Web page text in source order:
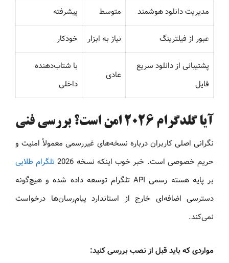
مدیریت دانلود هوشمند متوسط پیشرفته
عبور از فیلترینگ نیاز به ابزار خودکار
پشتیبانی از دانلود سریع
فایل
عادی
با شتاب‌دهنده
داخلی
آیا گلدگرام 2026 امن است؟ بررسی فنی
نگرانی اصلی کاربران درباره نسخه‌های غیررسمی معمولاً امنیت و
حریم خصوصی است. خبر خوب اینکه نسخه 2026
تلگرام طلایی
بر پایه هسته رسمی API تلگرام توسعه داده شده و هیچ‌گونه
دسترسی اضافه‌ای خارج از استاندارد پیام‌رسان‌ها درخواست
نمی‌کند.
مواردی که باید قبل از نصب بررسی کنید: